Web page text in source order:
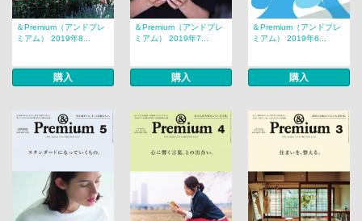
＆Premium（アンドプレ
ミアム） 2019年8...
購入
＆Premium（アンドプレ
ミアム） 2019年7...
購入
＆Premium（アンドプレ
ミアム） 2019年6...
購入